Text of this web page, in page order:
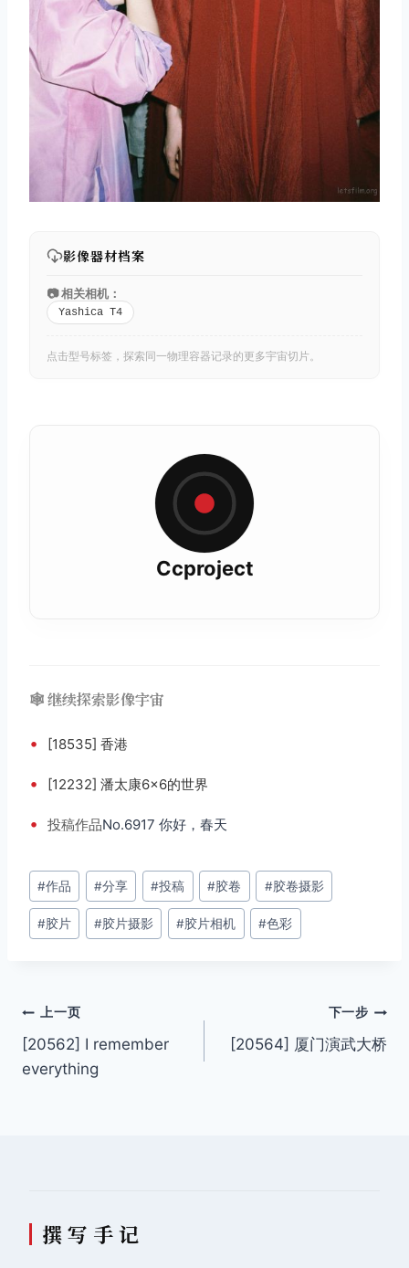
影像器材档案
📷 相关相机：
Yashica T4
点击型号标签，探索同一物理容器记录的更多宇宙切片。
Ccproject
🕸️ 继续探索影像宇宙
• [18535] 香港
• [12232] 潘太康6×6的世界
• 投稿作品No.6917 你好，春天
文
章
标
#作品 #分享 #投稿 #胶卷 #胶卷摄影
#胶片 #胶片摄影 #胶片相机 #色彩
文
章
上一页
[20562] I remember
everything
下一步
[20564] 厦门演武大桥
撰 写 手 记